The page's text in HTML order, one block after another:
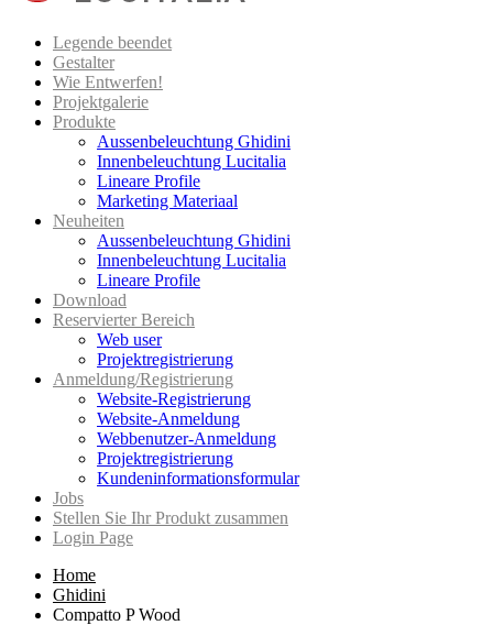
Legende beendet
Gestalter
Wie Entwerfen!
Projektgalerie
Produkte
Aussenbeleuchtung Ghidini
Innenbeleuchtung Lucitalia
Lineare Profile
Marketing Materiaal
Neuheiten
Aussenbeleuchtung Ghidini
Innenbeleuchtung Lucitalia
Lineare Profile
Download
Reservierter Bereich
Web user
Projektregistrierung
Anmeldung/Registrierung
Website-Registrierung
Website-Anmeldung
Webbenutzer-Anmeldung
Projektregistrierung
Kundeninformationsformular
Jobs
Stellen Sie Ihr Produkt zusammen
Login Page
Home
Ghidini
Compatto P Wood